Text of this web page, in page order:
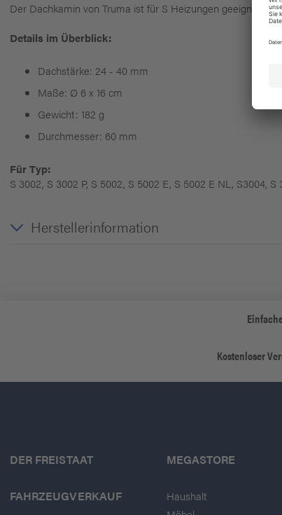
Der Dachkamin von Truma ist für S Heizungen geeignet.
Details im Überblick:
Dachstärke: 24 - 40 mm
Maße: Ø 6 x 16 cm
Gewicht: 182 g
Durchmesser: 60 mm
Für Typ:
S 3002, S 3002 P, S 5002, S 5002 E, S 5002 E NL, S3004,
Herstellerinformation
Kostenloser
DER FREISTAAT
FAHRZEUGVERKAUF
MEGASTORE
Haushalt